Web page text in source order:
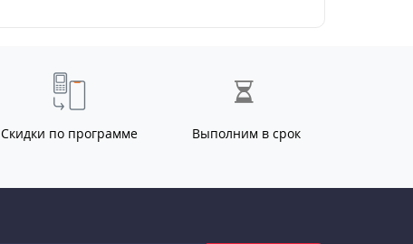
Скидки по программе Выполним в срок